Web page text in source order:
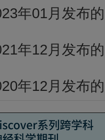
年01月发布
年12月发布
年12月发布